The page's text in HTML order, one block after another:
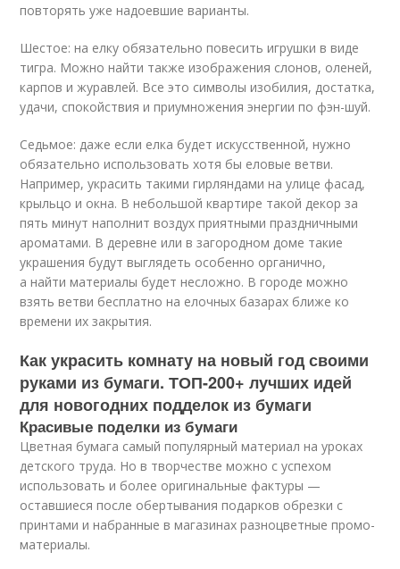
повторять уже надоевшие варианты.
Шестое: на елку обязательно повесить игрушки в виде
тигра. Можно найти также изображения слонов, оленей,
карпов и журавлей. Все это символы изобилия, достатка,
удачи, спокойствия и приумножения энергии по фэн-шуй.
Седьмое: даже если елка будет искусственной, нужно
обязательно использовать хотя бы еловые ветви.
Например, украсить такими гирляндами на улице фасад,
крыльцо и окна. В небольшой квартире такой декор за
пять минут наполнит воздух приятными праздничными
ароматами. В деревне или в загородном доме такие
украшения будут выглядеть особенно органично,
а найти материалы будет несложно. В городе можно
взять ветви бесплатно на елочных базарах ближе ко
времени их закрытия.
Как украсить комнату на новый год своими
руками из бумаги. ТОП-200+ лучших идей
для новогодних подделок из бумаги
Красивые поделки из бумаги
Цветная бумага самый популярный материал на уроках
детского труда. Но в творчестве можно с успехом
использовать и более оригинальные фактуры —
оставшиеся после обертывания подарков обрезки с
принтами и набранные в магазинах разноцветные промо-
материалы.